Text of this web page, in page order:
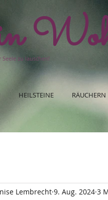
zu lauschen!
HEILSTEINE RÄUCHERN
Lembrecht 9. Aug. 2024 3